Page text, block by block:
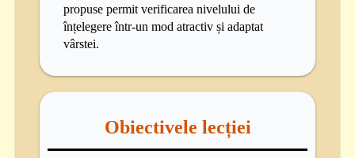
propuse permit verificarea nivelului de
înțelegere într-un mod atractiv și adaptat
vârstei.
Obiectivele lecției